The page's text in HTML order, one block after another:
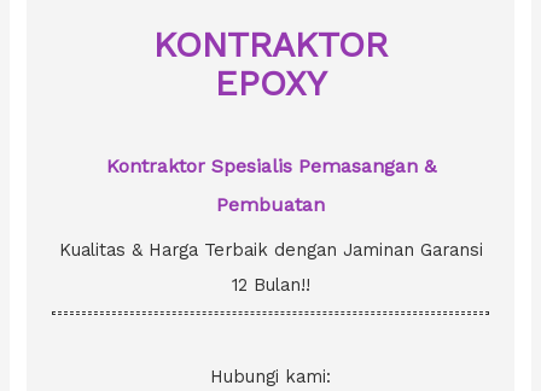
KONTRAKTOR
EPOXY
Kontraktor Spesialis Pemasangan &
Pembuatan
Kualitas & Harga Terbaik dengan Jaminan Garansi
12 Bulan!!
Hubungi kami: